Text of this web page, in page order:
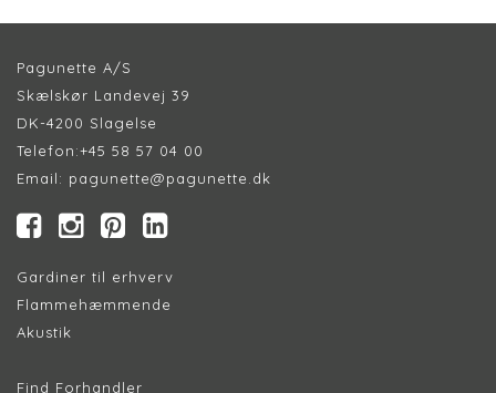
Pagunette A/S
Skælskør Landevej 39
DK-4200 Slagelse
Telefon:+45 58 57 04 00
Email: pagunette@pagunette.dk
Gardiner til erhverv
Flammehæmmende
Akustik
Find Forhandler